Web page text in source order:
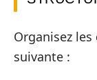
Organisez
suivante :